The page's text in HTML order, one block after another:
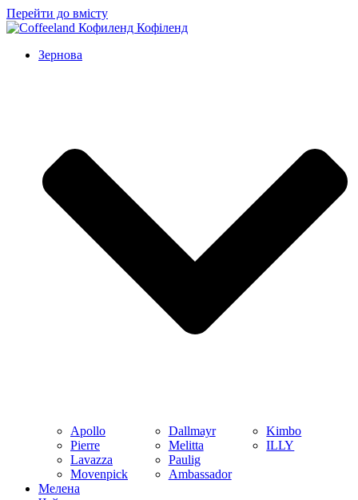
Перейти до вмісту
Зернова
Apollo
Pierre
Lavazza
Movenpick
Dallmayr
Melitta
Paulig
Ambassador
Kimbo
ILLY
Мелена